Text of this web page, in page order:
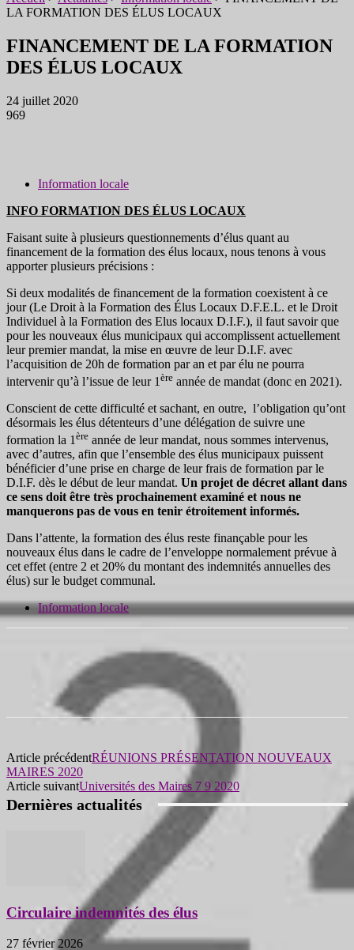
LA FORMATION DES ÉLUS LOCAUX
FINANCEMENT DE LA FORMATION
DES ÉLUS LOCAUX
24 juillet 2020
969
Information locale
INFO FORMATION DES ÉLUS LOCAUX
Faisant suite à plusieurs questionnements d’élus quant au
financement de la formation des élus locaux, nous tenons à vous
apporter plusieurs précisions :
Si deux modalités de financement de la formation coexistent à ce
jour (Le Droit à la Formation des Élus Locaux D.F.E.L. et le Droit
Individuel à la Formation des Elus locaux D.I.F.), il faut savoir que
pour les nouveaux élus municipaux qui accomplissent actuellement
leur premier mandat, la mise en œuvre de leur D.I.F. avec
l’acquisition de 20h de formation par an et par élu ne pourra
intervenir qu’à l’issue de leur 1 ère année de mandat (donc en 2021).
Conscient de cette difficulté et sachant, en outre, l’obligation qu’ont
désormais les élus détenteurs d’une délégation de suivre une
formation la 1ère année de leur mandat, nous sommes intervenus,
avec d’autres, afin que l’ensemble des élus municipaux puissent
bénéficier d’une prise en charge de leur frais de formation par le
D.I.F. dès le début de leur mandat. Un projet de décret allant dans
ce sens doit être très prochainement examiné et nous ne
manquerons pas de vous en tenir étroitement informés.
Dans l’attente, la formation des élus reste finançable pour les
nouveaux élus dans le cadre de l’enveloppe normalement prévue à
cet effet (entre 2 et 20% du montant des indemnités annuelles des
élus) sur le budget communal.
Information locale
Article précédentRÉUNIONS PRÉSENTATION NOUVEAUX
MAIRES 2020
Article suivantUniversités des Maires 7 9 2020
Dernières actualités
Circulaire indemnités des élus
27 février 2026